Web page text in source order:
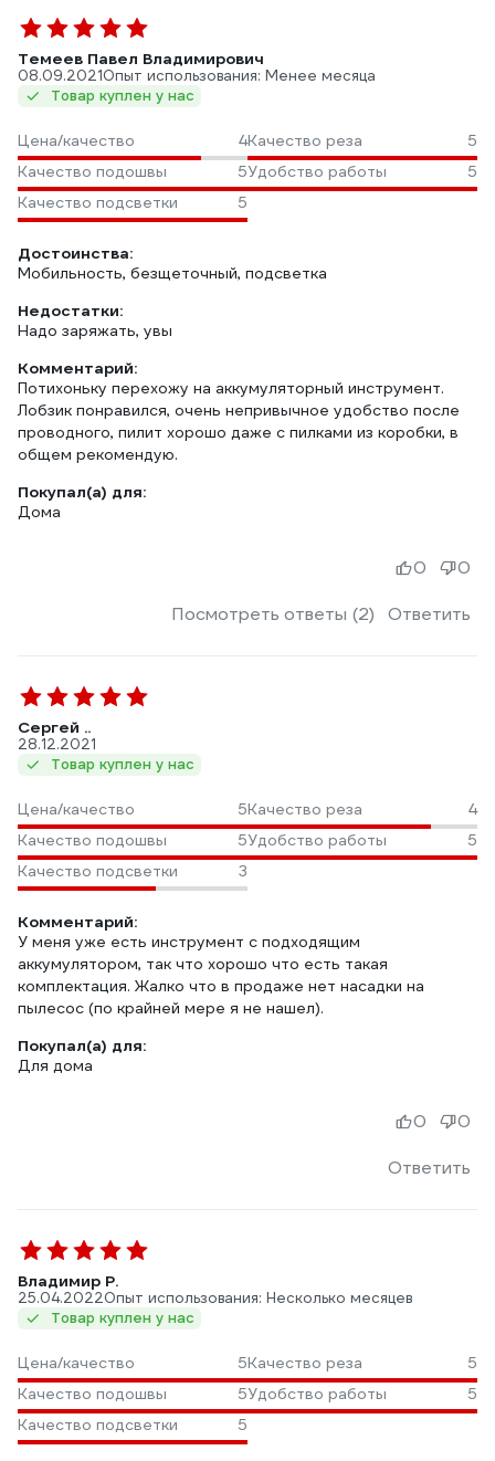
Темеев Павел Владимирович
08.09.2021Опыт использования: Менее месяца
Товар куплен у нас
Цена/качество 4Качество реза
5
Качество подошвы
5Удобство работы
5
Качество подсветки
5
Достоинства:
Мобильность, безщеточный, подсветка
Недостатки:
Надо заряжать, увы
Комментарий:
Потихоньку перехожу на аккумуляторный инструмент.
Лобзик понравился, очень непривычное удобство после
проводного, пилит хорошо даже с пилками из коробки, в
общем рекомендую.
Покупал(а) для:
Дома
Посмотреть ответы (2) Ответить
0 0
Сергей ..
28.12.2021
Товар куплен у нас
Цена/качество 5Качество реза
4
Качество подошвы
5Удобство работы
5
Качество подсветки
3
Комментарий:
У меня уже есть инструмент с подходящим
аккумулятором, так что хорошо что есть такая
комплектация. Жалко что в продаже нет насадки на
пылесос (по крайней мере я не нашел).
Покупал(а) для:
Для дома
Ответить
0 0
Владимир Р.
25.04.2022Опыт использования: Несколько месяцев
Товар куплен у нас
Цена/качество 5Качество реза
5
Качество подошвы
5Удобство работы
5
Качество подсветки
5